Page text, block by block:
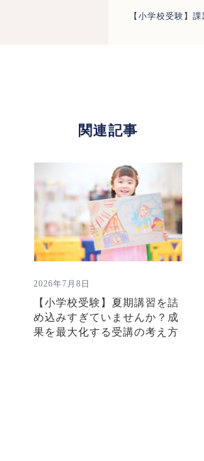
【小学校受験】
関連記事
2026年7月8日
【小学校受験】夏期講習を詰
め込みすぎていませんか？成
果を最大化する受講の考え方